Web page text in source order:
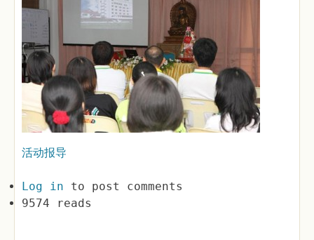
活动报导
Log in to post comments
9574 reads